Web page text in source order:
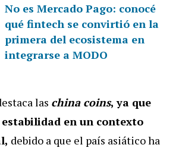
No es Mercado Pago: conocé
qué fintech se convirtió en la
primera del ecosistema en
integrarse a MODO
las china coins, ya que
en un contexto
debido a que el país asiático ha